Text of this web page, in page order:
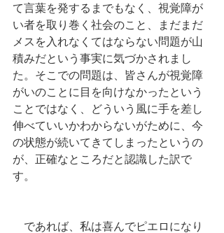
て言葉を発するまでもなく、視覚障が
い者を取り巻く社会のこと、まだまだ
メスを入れなくてはならない問題が山
積みだという事実に気づかされまし
た。そこでの問題は、皆さんが視覚障
がいのことに目を向けなかったという
ことではなく、どういう風に手を差し
伸べていいかわからないがために、今
の状態が続いてきてしまったというの
が、正確なところだと認識した訳で
す。
であれば、私は喜んでピエロになり